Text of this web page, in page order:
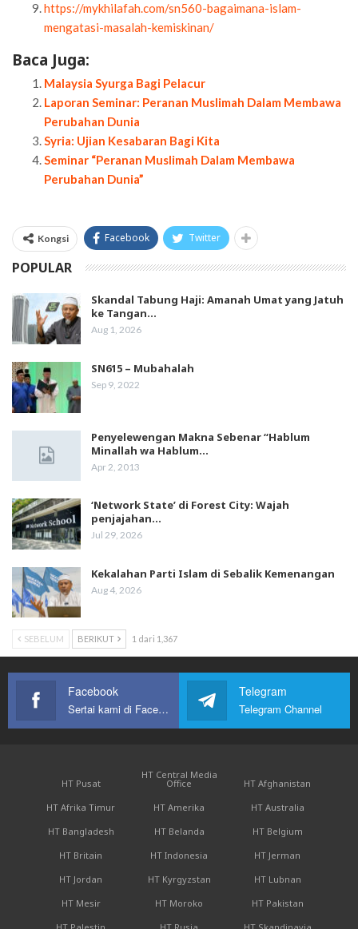
https://mykhilafah.com/sn560-bagaimana-islam-
mengatasi-masalah-kemiskinan/
Baca Juga:
Malaysia Syurga Bagi Pelacur
Laporan Seminar: Peranan Muslimah Dalam Membawa
Perubahan Dunia
Syria: Ujian Kesabaran Bagi Kita
Seminar “Peranan Muslimah Dalam Membawa
Perubahan Dunia”
Kongsi Facebook Twitter
POPULAR
Skandal Tabung Haji: Amanah Umat yang Jatuh
ke Tangan…
Aug 1, 2026
SN615 – Mubahalah
Sep 9, 2022
Penyelewengan Makna Sebenar “Hablum
Minallah wa Hablum…
Apr 2, 2013
‘Network State’ di Forest City: Wajah
penjajahan…
Jul 29, 2026
Kekalahan Parti Islam di Sebalik Kemenangan
Aug 4, 2026
SEBELUM BERIKUT 1 dari 1,367
Facebook
Sertai kami di Facebook
Telegram
Telegram Channel
HT Pusat
HT Central Media
Office
HT Afghanistan
HT Afrika Timur
HT Amerika
HT Australia
HT Bangladesh
HT Belanda
HT Belgium
HT Britain
HT Indonesia
HT Jerman
HT Jordan
HT Kyrgyzstan
HT Lubnan
HT Mesir
HT Moroko
HT Pakistan